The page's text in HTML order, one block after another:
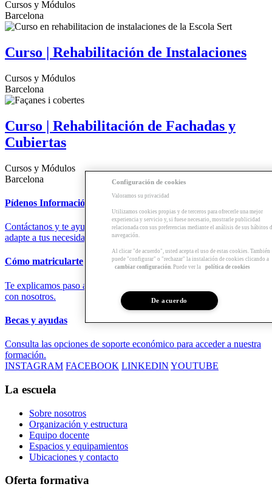
Cursos y Módulos
Barcelona
Curso | Rehabilitación de Instalaciones
Cursos y Módulos
Barcelona
Curso | Rehabilitación de Fachadas y
Cubiertas
Cursos y Módulos
Barcelona
Pídenos Información
Contáctanos y te ayudaremos a encontrar la formación que mejor se
adapte a tus necesidades.
Cómo matricularte
Te explicamos paso a paso el proceso y los requisitos para formarte
con nosotros.
Becas y ayudas
Consulta las opciones de soporte económico para acceder a nuestra
formación.
INSTAGRAM FACEBOOK LINKEDIN YOUTUBE
La escuela
Sobre nosotros
Organización y estructura
Equipo docente
Espacios y equipamientos
Ubicaciones y contacto
Oferta formativa
Configuración de cookies
Valoramos su privacidad
Utilizamos cookies propias y de terceros para ofrecerle una mejor
experiencia y servicio y, si fuese necesario, mostrarle publicidad
relacionada con sus preferencias mediante el análisis de sus hábitos
navegación.
Al clicar "de acuerdo", usted acepta el uso de estas cookies. También
puede "configurar" o "rechazar" la instalación de cookies clicando a
cambiar configuración. Puede ver la política de cookies
De acuerdo